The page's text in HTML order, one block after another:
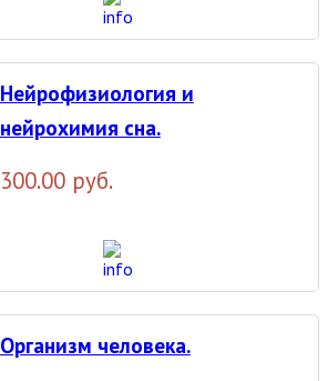
Нейрофизиология и
нейрохимия сна.
300.00 руб.
Организм человека.